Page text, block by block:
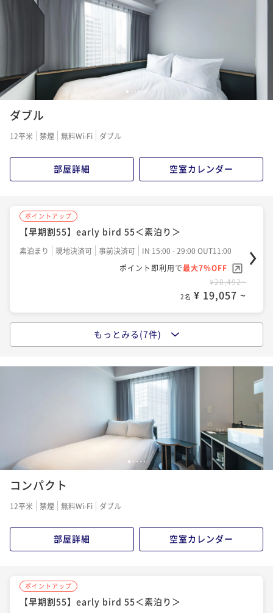
1 2 3 4 56
ダブル
12平米 禁煙 無料Wi-Fi ダブル
部屋詳細 空室カレンダー
ポイントアップ
【早期割55】early bird 55＜素泊り＞
素泊まり 現地決済可 事前決済可
IN 15:00 - 29:00 OUT11:00
ポイント即利用で最大7％OFF
¥20,492~
2名 ¥ 19,057 ~
【スタンダード】～渋谷駅徒歩5分の好立地～渋谷のま
ちとつながるパブリック空間を満喫＜素泊り＞
事前決済可
IN 15:00 - 29:00 OUT11:00
ポイント即利用で
¥22,770~
¥ 21,176 ~
ポイントアップ
【早期割55】early bird 55＜朝食付＞
朝食付き 現地決済可 事前決済可
¥25,552~
2名 ¥ 23,763 ~
ポイントアップ
【スタンダード】～渋谷駅徒歩5分の好立地～渋谷のま
もっとみる(7件)
1 234 5
コンパクト
12平米 禁煙 無料Wi-Fi ダブル
部屋詳細 空室カレンダー
ポイントアップ
【早期割55】early bird 55＜素泊り＞